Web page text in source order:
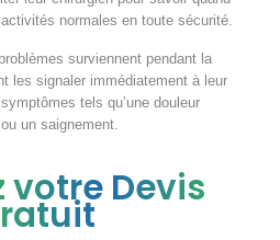
normales en toute sécurité.
surviennent pendant la
les signaler immédiatement à leur
tels qu’une douleur
un saignement.
votre Devis